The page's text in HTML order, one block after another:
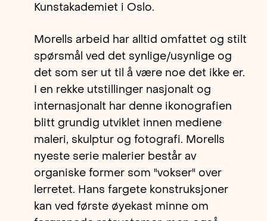
Kunstakademiet i Oslo.
Morells arbeid har alltid omfattet og stilt
spørsmål ved det synlige/usynlige og
det som ser ut til å være noe det ikke er.
I en rekke utstillinger nasjonalt og
internasjonalt har denne ikonografien
blitt grundig utviklet innen mediene
maleri, skulptur og fotografi. Morells
nyeste serie malerier består av
organiske former som "vokser" over
lerretet. Hans fargete konstruksjoner
kan ved første øyekast minne om